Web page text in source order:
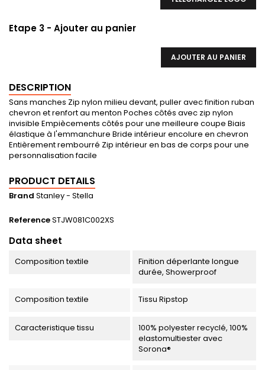
Etape 3 - Ajouter au panier
AJOUTER AU PANIER
DESCRIPTION
Sans manches Zip nylon milieu devant, puller avec finition ruban
chevron et renfort au menton Poches côtés avec zip nylon
invisible Empiècements côtés pour une meilleure coupe Biais
élastique à l'emmanchure Bride intérieur encolure en chevron
Entièrement rembourré Zip intérieur en bas de corps pour une
personnalisation facile
PRODUCT DETAILS
Brand Stanley - Stella
ReferenceSTJW081C002XS
Data sheet
Composition textile
Finition déperlante longue
durée, Showerproof
Composition textile Tissu Ripstop
Caracteristique tissu
100% polyester recyclé, 100%
elastomultiester avec
Sorona®